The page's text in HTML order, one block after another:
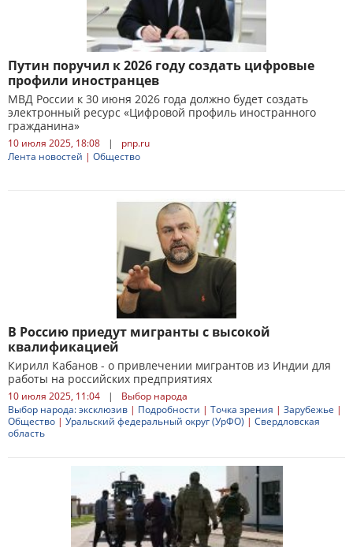
Путин поручил к 2026 году создать цифровые
профили иностранцев
МВД России к 30 июня 2026 года должно будет создать
электронный ресурс «Цифровой профиль иностранного
гражданина»
10 июля 2025, 18:08 |
pnp.ru
Лента новостей | Общество
В Россию приедут мигранты с высокой
квалификацией
Кирилл Кабанов - о привлечении мигрантов из Индии для
работы на российских предприятиях
10 июля 2025, 11:04 |
Выбор народа
Выбор народа: эксклюзив | Подробности | Точка зрения | Зарубежье |
Общество | Уральский федеральный округ (УрФО) | Свердловская
область